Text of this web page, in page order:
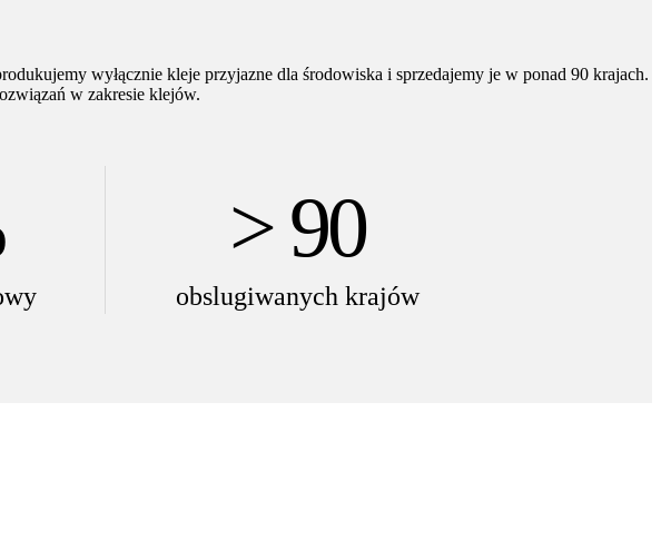
wyłącznie kleje przyjazne dla środowiska i sprzedajemy je w ponad 90 krajach.
w zakresie klejów.
> 90
obslugiwanych krajów